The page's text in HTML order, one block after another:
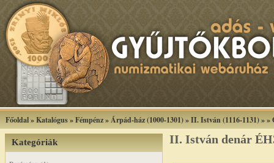
Főoldal»Katalógus»Fémpénz»Árpád-ház (1000-1301)»II. István (1116-1131)»»
Kategóriák II. István denár